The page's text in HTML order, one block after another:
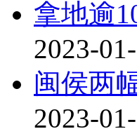
拿地逾
2023-
闽侯两
2023-